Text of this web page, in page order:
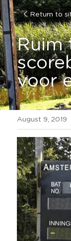
Return to
Ruim
voor
August 9, 2019